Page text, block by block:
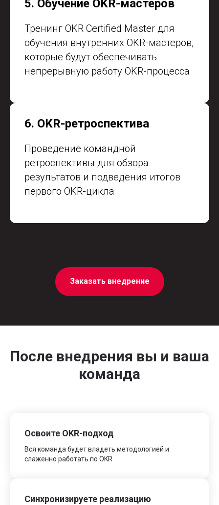
5. Обучение OKR-мастеров
Тренинг OKR Certified Master для
обучения внутренних OKR-мастеров,
которые будут обеспечивать
непрерывную работу OKR-процесса
6. OKR-ретроспектива
Проведение командной
ретроспективы для обзора
результатов и подведения итогов
первого OKR-цикла
Заказать внедрение
После внедрения вы и ваша
команда
Освоите OKR-подход
Вся команда будет владеть методологией и
слаженно работать по OKR
Синхронизируете реализацию